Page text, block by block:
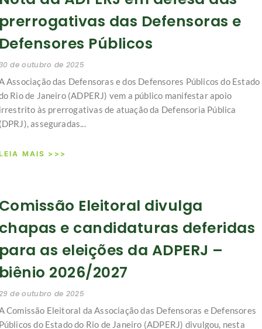
das Defensoras e
Públicos
de outubro de 2025
Associação das Defensoras e dos Defensores Públicos do Estado
Rio de Janeiro (ADPERJ) vem a público manifestar apoio
às prerrogativas de atuação da Defensoria Pública
asseguradas...
MAIS >>>
Eleitoral divulga
e candidaturas deferidas
as eleições da ADPERJ –
2026/2027
de outubro de 2025
Comissão Eleitoral da Associação das Defensoras e Defensores
do Estado do Rio de Janeiro (ADPERJ) divulgou, nesta